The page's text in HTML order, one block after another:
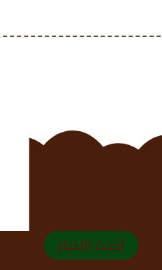
أحدث الأخبار